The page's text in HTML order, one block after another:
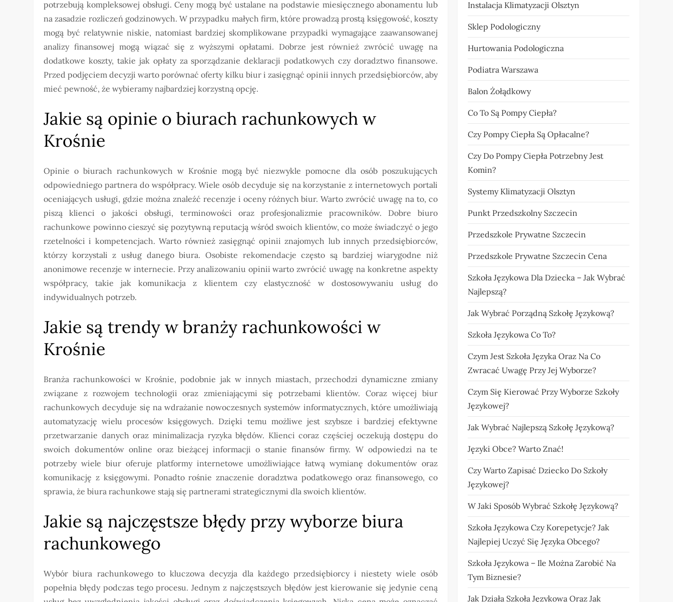
potrzebują kompleksowej obsługi. Ceny mogą być ustalane na podstawie miesięcznego abonamentu lub
na zasadzie rozliczeń godzinowych. W przypadku małych firm, które prowadzą prostą księgowość, koszty
mogą być relatywnie niskie, natomiast bardziej skomplikowane przypadki wymagające zaawansowanej
analizy finansowej mogą wiązać się z wyższymi opłatami. Dobrze jest również zwrócić uwagę na
dodatkowe koszty, takie jak opłaty za sporządzanie deklaracji podatkowych czy doradztwo finansowe.
Przed podjęciem decyzji warto porównać oferty kilku biur i zasięgnąć opinii innych przedsiębiorców, aby
mieć pewność, że wybieramy najbardziej korzystną opcję.
Jakie są opinie o biurach rachunkowych w
Krośnie
Opinie o biurach rachunkowych w Krośnie mogą być niezwykle pomocne dla osób poszukujących
odpowiedniego partnera do współpracy. Wiele osób decyduje się na korzystanie z internetowych portali
oceniających usługi, gdzie można znaleźć recenzje i oceny różnych biur. Warto zwrócić uwagę na to, co
piszą klienci o jakości obsługi, terminowości oraz profesjonalizmie pracowników. Dobre biuro
rachunkowe powinno cieszyć się pozytywną reputacją wśród swoich klientów, co może świadczyć o jego
rzetelności i kompetencjach. Warto również zasięgnąć opinii znajomych lub innych przedsiębiorców,
którzy korzystali z usług danego biura. Osobiste rekomendacje często są bardziej wiarygodne niż
anonimowe recenzje w internecie. Przy analizowaniu opinii warto zwrócić uwagę na konkretne aspekty
współpracy, takie jak komunikacja z klientem czy elastyczność w dostosowywaniu usług do
indywidualnych potrzeb.
Jakie są trendy w branży rachunkowości w
Krośnie
Branża rachunkowości w Krośnie, podobnie jak w innych miastach, przechodzi dynamiczne zmiany
związane z rozwojem technologii oraz zmieniającymi się potrzebami klientów. Coraz więcej biur
rachunkowych decyduje się na wdrażanie nowoczesnych systemów informatycznych, które umożliwiają
automatyzację wielu procesów księgowych. Dzięki temu możliwe jest szybsze i bardziej efektywne
przetwarzanie danych oraz minimalizacja ryzyka błędów. Klienci coraz częściej oczekują dostępu do
swoich dokumentów online oraz bieżącej informacji o stanie finansów firmy. W odpowiedzi na te
potrzeby wiele biur oferuje platformy internetowe umożliwiające łatwą wymianę dokumentów oraz
komunikację z księgowymi. Ponadto rośnie znaczenie doradztwa podatkowego oraz finansowego, co
sprawia, że biura rachunkowe stają się partnerami strategicznymi dla swoich klientów.
Jakie są najczęstsze błędy przy wyborze biura
rachunkowego
Wybór biura rachunkowego to kluczowa decyzja dla każdego przedsiębiorcy i niestety wiele osób
popełnia błędy podczas tego procesu. Jednym z najczęstszych błędów jest kierowanie się jedynie ceną
Instalacja Klimatyzacji Olsztyn
Sklep Podologiczny
Hurtowania Podologiczna
Podiatra Warszawa
Balon Żołądkowy
Co To Są Pompy Ciepła?
Czy Pompy Ciepła Są Opłacalne?
Czy Do Pompy Ciepła Potrzebny Jest
Komin?
Systemy Klimatyzacji Olsztyn
Punkt Przedszkolny Szczecin
Przedszkole Prywatne Szczecin
Przedszkole Prywatne Szczecin Cena
Szkoła Językowa Dla Dziecka – Jak Wybrać
Najlepszą?
Jak Wybrać Porządną Szkołę Językową?
Szkoła Językowa Co To?
Czym Jest Szkoła Języka Oraz Na Co
Zwracać Uwagę Przy Jej Wyborze?
Czym Się Kierować Przy Wyborze Szkoły
Językowej?
Jak Wybrać Najlepszą Szkołę Językową?
Języki Obce? Warto Znać!
Czy Warto Zapisać Dziecko Do Szkoły
Językowej?
W Jaki Sposób Wybrać Szkołę Językową?
Szkoła Językowa Czy Korepetycje? Jak
Najlepiej Uczyć Się Języka Obcego?
Szkoła Językowa – Ile Można Zarobić Na
Tym Biznesie?
Jak Działa Szkoła Językowa Oraz Jak